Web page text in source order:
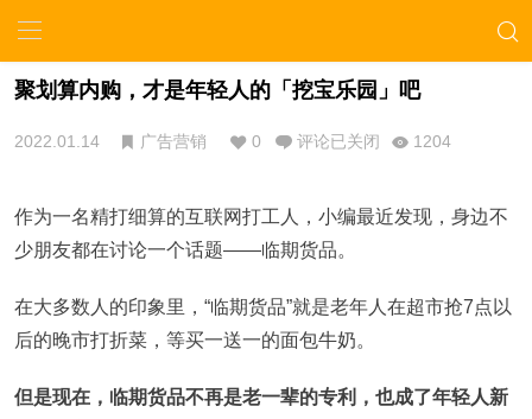
聚划算内购，才是年轻人的「挖宝乐园」吧
2022.01.14 广告营销 0 评论已关闭 1204
作为一名精打细算的互联网打工人，小编最近发现，身边不
少朋友都在讨论一个话题——临期货品。
在大多数人的印象里，“临期货品”就是老年人在超市抢7点以
后的晚市打折菜，等买一送一的面包牛奶。
但是现在，临期货品不再是老一辈的专利，也成了年轻人新